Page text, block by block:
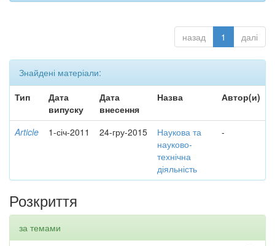
назад 1 далі
Знайдені матеріали:
Тип
Дата
випуску
Дата
внесення
Назва Автор(и)
Article 1-січ-2011 24-гру-2015
Наукова та
науково-
технічна
діяльність
-
Розкриття
за темами